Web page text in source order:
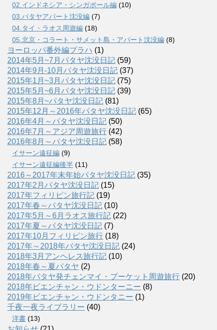
02.インドネシア・シンガポール編 (10)
03.パタヤアパート沈没編 (7)
04.タイ・ラオス周遊編 (18)
05.北京・コラート・サメット島・アパート沈没編 (8)
ヨーロッパ番外編プラハ (1)
2014年5月~7月パタヤ沈没日記 (59)
2014年9月-10月パタヤ沈没日記 (37)
2015年1月~3月パタヤ沈没日記 (75)
2015年5月~6月パタヤ沈没日記 (39)
2015年8月~パタヤ沈没日記 (81)
2015年12月～2016年パタヤ沈没日記 (65)
2016年4月～パタヤ沈没日記 (50)
2016年7月～アジア周遊旅行 (42)
2016年8月～パタヤ沈没日記 (58)
イサーン遠征編 (9)
イサーン遠征編後半 (11)
2016～2017年末年始パタヤ沈没日記 (35)
2017年2月パタヤ沈没日記 (15)
2017年フィリピン旅行記 (19)
2017年春～パタヤ沈没日記 (10)
2017年5月～6月ラオス旅行記 (22)
2017年夏～パタヤ沈没日記 (7)
2017年10月フィリピン旅行 (18)
2017年～2018年パタヤ沈没日記 (24)
2018年3月アンヘレス旅行記 (10)
2018年春～夏パタヤ (2)
2018年パタヤ発チェンマイ・プーケット周遊旅行 (20)
2018年ビエンチャン・ウドンターニー (8)
2019年ビエンチャン・ウドンタニー (1)
千夜一夜ライブラリー (40)
洋書 (13)